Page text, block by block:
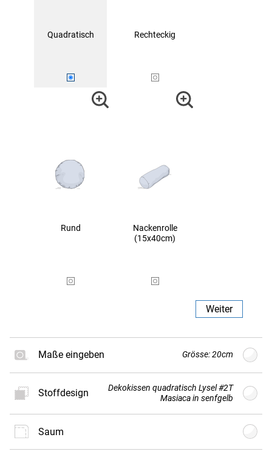
Quadratisch Rechteckig
Rund
Nackenrolle
(15x40cm)
Weiter
Maße eingeben Grösse: 20cm
G Größe
(min. 20cm - max.
Stoffdesign
Dekokissen quadratisch Lysel #2T
Masiaca in senfgelb
Saum